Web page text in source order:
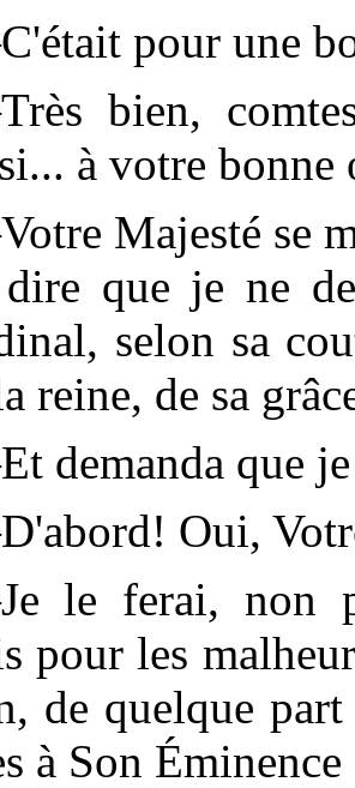
pour une
bien,
à votre
Majesté se
que je ne
selon sa
reine, de sa
demanda que je
Oui,
le ferai, non
pour les
de quelque
à Son